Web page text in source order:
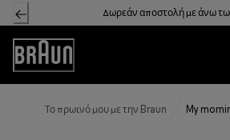
Skip
to
Content
Δωρεάν αποστολή με άνω
Accessibility
Statement
Το πρωινό μου με την Braun My